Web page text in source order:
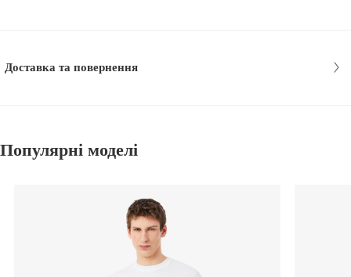
Доставка та повернення
Популярні моделі